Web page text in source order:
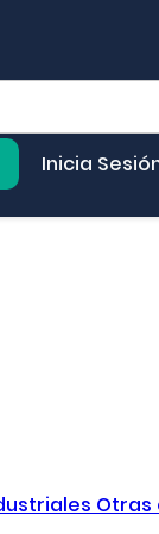
Inicia
Otras